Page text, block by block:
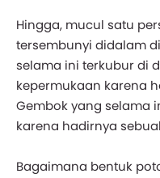
Hingga, mucul satu
tersembunyi didalam
selama ini terkubur di
kepermukaan karena
Gembok yang selama
karena hadirnya
Bagaimana bentuk